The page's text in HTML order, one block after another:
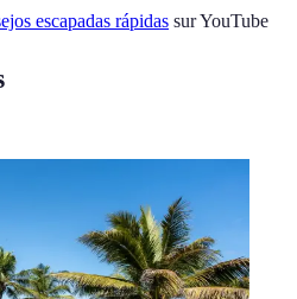
escapadas rápidas sur YouTube